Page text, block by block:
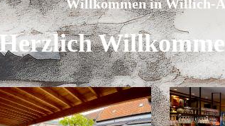
Willkommen in Willich-